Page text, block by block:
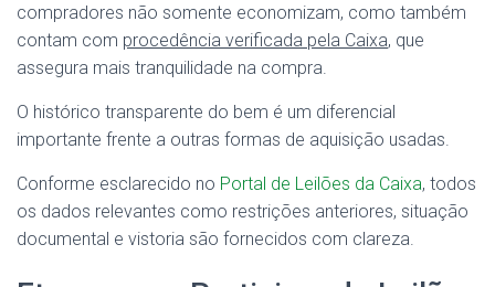
compradores não somente economizam, como também
contam com procedência verificada pela Caixa, que
assegura mais tranquilidade na compra.
O histórico transparente do bem é um diferencial
importante frente a outras formas de aquisição usadas.
Conforme esclarecido no Portal de Leilões da Caixa, todos
os dados relevantes como restrições anteriores, situação
documental e vistoria são fornecidos com clareza.